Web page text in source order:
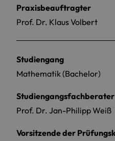
Praxisbeauftragter
Prof. Dr. Klaus Volbert
Studiengang
Mathematik (Bachelor)
Studiengangsfachberater
Prof. Dr. Jan-Philipp Weiß
Vorsitzende der